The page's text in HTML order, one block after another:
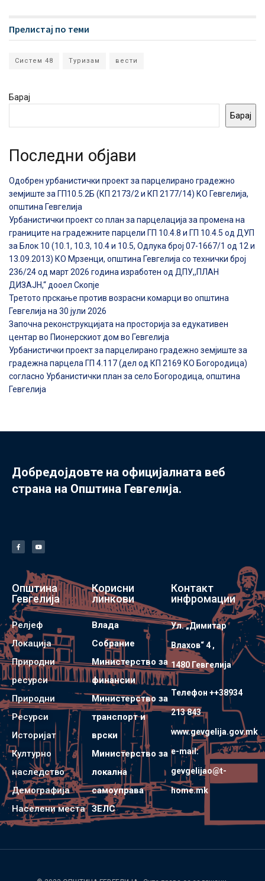
Прелистај по теми
Систем 48 Туризам вести
Барај
Барај
Последни објави
Одобрен урбанистички проект за парцелирано градежно
земјиште за ГП10.5.2Б (КП 2173/2 и КП 2177/14) КО Гевгелија,
општина Гевгелија
Урбанистички проект со план за парцелација за промена на
границите на градежните парцели ГП 10.4.8 и ГП 10.4.5 од ДУП
за Блок 10 (10.1, 10.3, 10.4 и 10.5, Одлука број 07-1667/1 од 12 и
13.09.2013) КО Мрзенци, општина Гевгелија со технички број
236/24 од март 2026 година изработен од ДПУ,,ПЛАН
ДИЗАЈН,“ дооел Скопје
Третото прскање против возрасни комарци во општина
Гевгелија на 30 јули 2026
Започна реконструкцијата на просторија за едукативен
центар во Пионерскиот дом во Гевгелија
Урбанистички проект за парцелирано градежно земјиште за
градежна парцела ГП 4.117 (дел од КП 2169 КО Богородица)
согласно Урбанистички план за село Богородица, општина
Гевгелија
Добредојдовте на официјалната веб
страна на Општина Гевгелија.
Општина
Гевгелија
Релјеф
Локација
Природни
ресурси
Природни
Ресурси
Историјат
Културно
наследство
Демографија
Населени места
Корисни
линкови
Влада
Собрание
Министерство за
финансии
Министерство за
транспорт и
врски
Министерство за
локална
самоуправа
ЗЕЛС
Контакт
инфромации
Ул. „Димитар
Влахов“ 4 ,
1480 Гевгелијa
Телефон ++38934
213 843
www.gevgelija.gov.mk
e-mail:
gevgelijao@t-
home.mk